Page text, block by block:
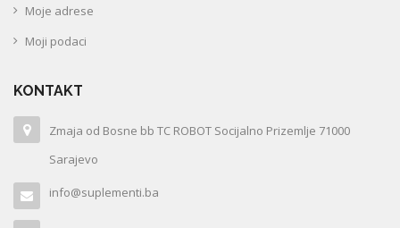
Moje adrese
Moji podaci
KONTAKT
Zmaja od Bosne bb TC ROBOT Socijalno Prizemlje 71000
Sarajevo
info@suplementi.ba